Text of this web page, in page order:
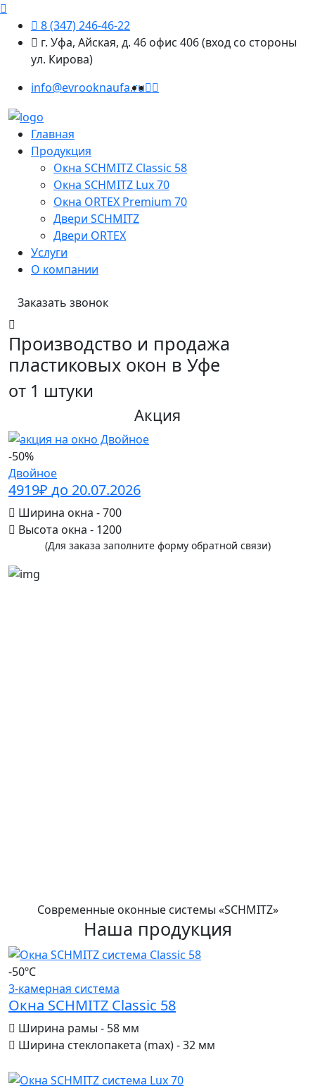
8 (347) 246-46-22
г. Уфа, Айская, д. 46 офис 406 (вход со стороны
ул. Кирова)
info@evrooknaufa.ru
Главная
Продукция
Окна SCHMITZ Classic 58
Окна SCHMITZ Lux 70
Окна ORTEX Premium 70
Двери SCHMITZ
Двери ORTEX
Услуги
О компании
Заказать звонок
Производство и продажа
пластиковых окон в Уфе
от 1 штуки
Акция
-50%
Двойное
4919₽ до 20.07.2026
Ширина окна - 700
Высота окна - 1200
(Для заказа заполните форму обратной связи)
Современные оконные системы «SCHMITZ»
Наша продукция
-50ºС
3-камерная система
Окна SCHMITZ Classic 58
Ширина рамы - 58 мм
Ширина стеклопакета (max) - 32 мм